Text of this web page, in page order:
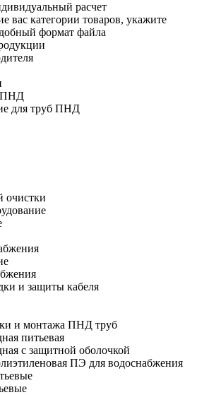
расчет
вас категории товаров, укажите
формат файла
ПНД
для труб ПНД
очистки
и защиты кабеля
и монтажа ПНД труб
питьевая
с защитной оболочкой
ПЭ для водоснабжения